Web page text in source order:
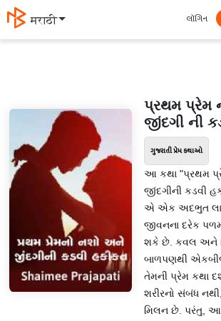
मराठी લૉગિન
પ્રથમ પ્રેમ
જીંદગી ની
ગુજરાતી પ્રેમ કથાઓ
આ કથા "પ્રથમ
જીંદગીની કડવી
એ એક અદભુત
જીવનના દરેક
શકે છે. કવલ અને
બાળપણથી
તેમની પ્રેમ કથા
શરીરનો સંબંધ
મિલન છે. પરંતુ, આ